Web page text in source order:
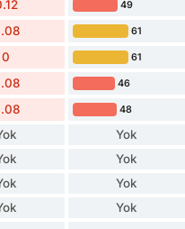
49
61
0 61
46
48
Yok
Yok
Yok
Yok